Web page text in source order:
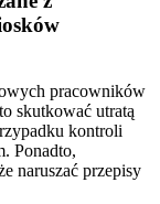
pracowników
skutkować utratą
kontroli
Ponadto,
naruszać przepisy